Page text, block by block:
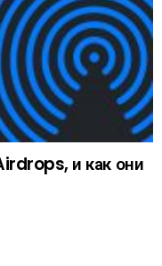
и как они